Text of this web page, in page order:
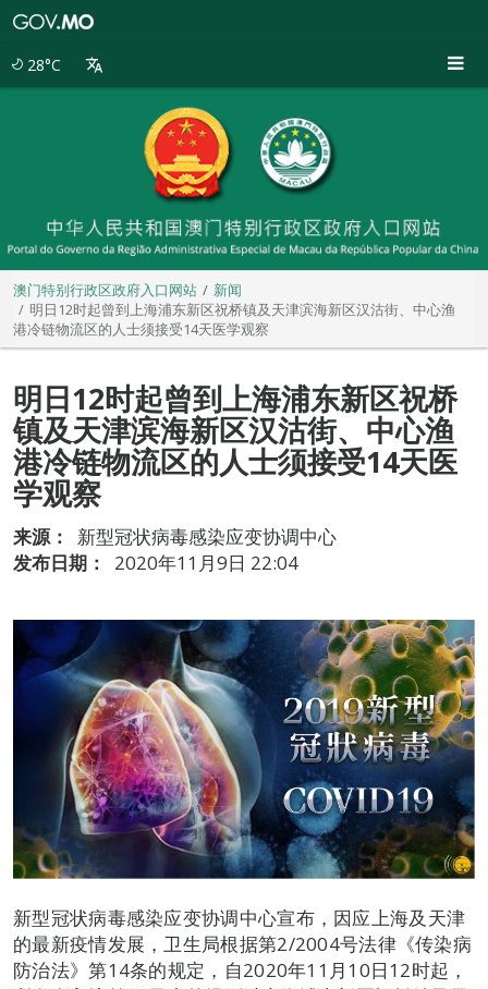
28°C
澳门特别行政区政府入口网站
新闻
明日12时起曾到上海浦东新区祝桥镇及天津滨海新区汉沽街、中心渔
港冷链物流区的人士须接受14天医学观察
明日12时起曾到上海浦东新区祝桥
镇及天津滨海新区汉沽街、中心渔
港冷链物流区的人士须接受14天医
学观察
来源：
新型冠状病毒感染应变协调中心
发布日期：
2020年11月9日 22:04
新型冠状病毒感染应变协调中心宣布，因应上海及天津
的最新疫情发展，卫生局根据第2/2004号法律《传染病
防治法》第14条的规定，自2020年11月10日12时起，